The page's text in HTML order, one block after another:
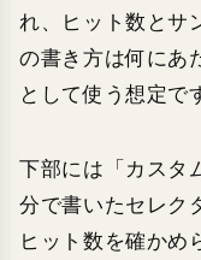
れ、ヒット数とサ
の書き方は何にあ
として使う想定で
下部には「カスタ
分で書いたセレク
ヒット数を確かめ